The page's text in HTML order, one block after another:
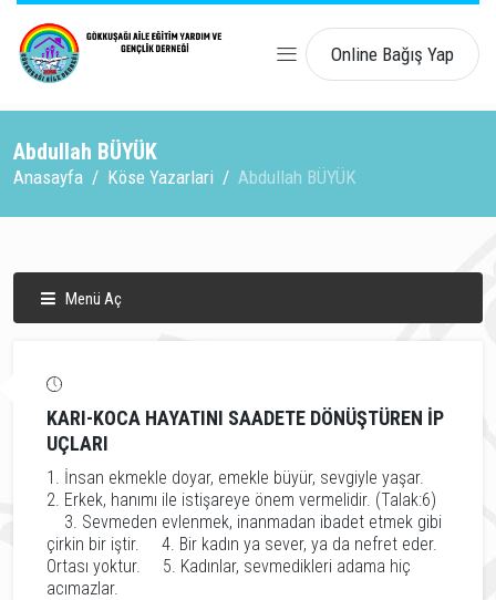
Online Bağış Yap
Abdullah BÜYÜK
Anasayfa Köse Yazarlari Abdullah BÜYÜK
Menü Aç
KARI-KOCA HAYATINI SAADETE DÖNÜŞTÜREN İP
UÇLARI
1. İnsan ekmekle doyar, emekle büyür, sevgiyle yaşar.
2. Erkek, hanımı ile istişareye önem vermelidir. (Talak:6)
3. Sevmeden evlenmek, inanmadan ibadet etmek gibi
çirkin bir iştir. 4. Bir kadın ya sever, ya da nefret eder.
Ortası yoktur. 5. Kadınlar, sevmedikleri adama hiç
acımazlar.